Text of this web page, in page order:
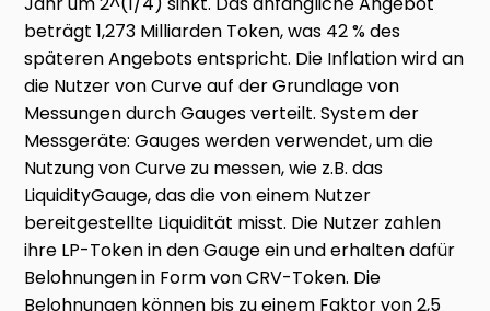
beträgt 1,273 Milliarden Token, was 42 % des
späteren Angebots entspricht. Die Inflation wird an
die Nutzer von Curve auf der Grundlage von
Messungen durch Gauges verteilt. System der
Messgeräte: Gauges werden verwendet, um die
Nutzung von Curve zu messen, wie z.B. das
LiquidityGauge, das die von einem Nutzer
bereitgestellte Liquidität misst. Die Nutzer zahlen
ihre LP-Token in den Gauge ein und erhalten dafür
Belohnungen in Form von CRV-Token. Die
Belohnungen können bis zu einem Faktor von 2,5